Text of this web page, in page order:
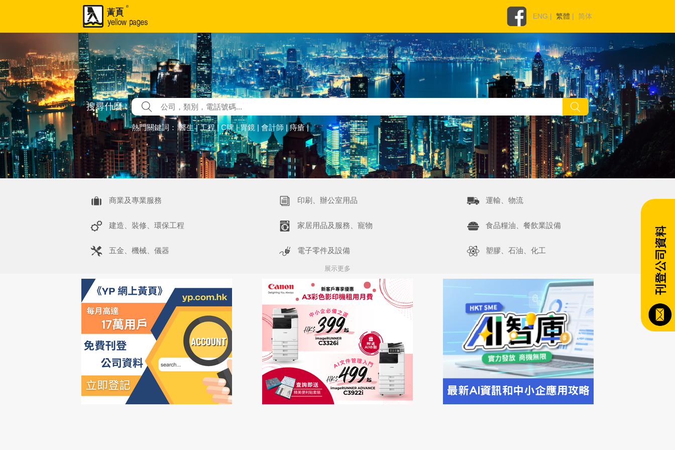
ENG | 繁體 | 简体
搜尋什麼 :
熱門關鍵詞：醫生|工程|C牌|胃鏡 | 會計師 |痔瘡|
商業及專業服務 印刷、辦公室用品 運輸、物流
建造、裝修、環保工程 家居用品及服務、寵物 食品糧油、餐飲業設備
五金、機械、儀器 電子零件及設備 塑膠、石油、化工
展示更多